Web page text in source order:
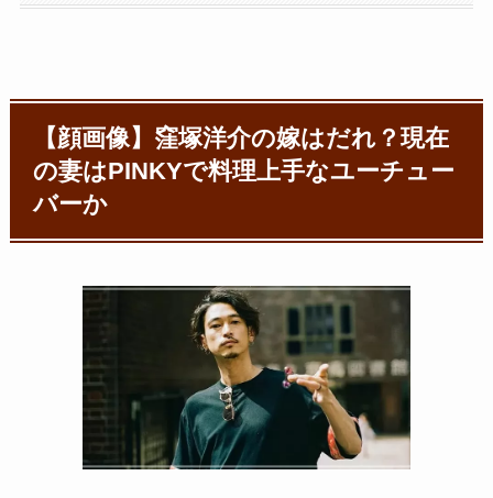
【顔画像】窪塚洋介の嫁はだれ？現在
の妻はPINKYで料理上手なユーチュー
バーか